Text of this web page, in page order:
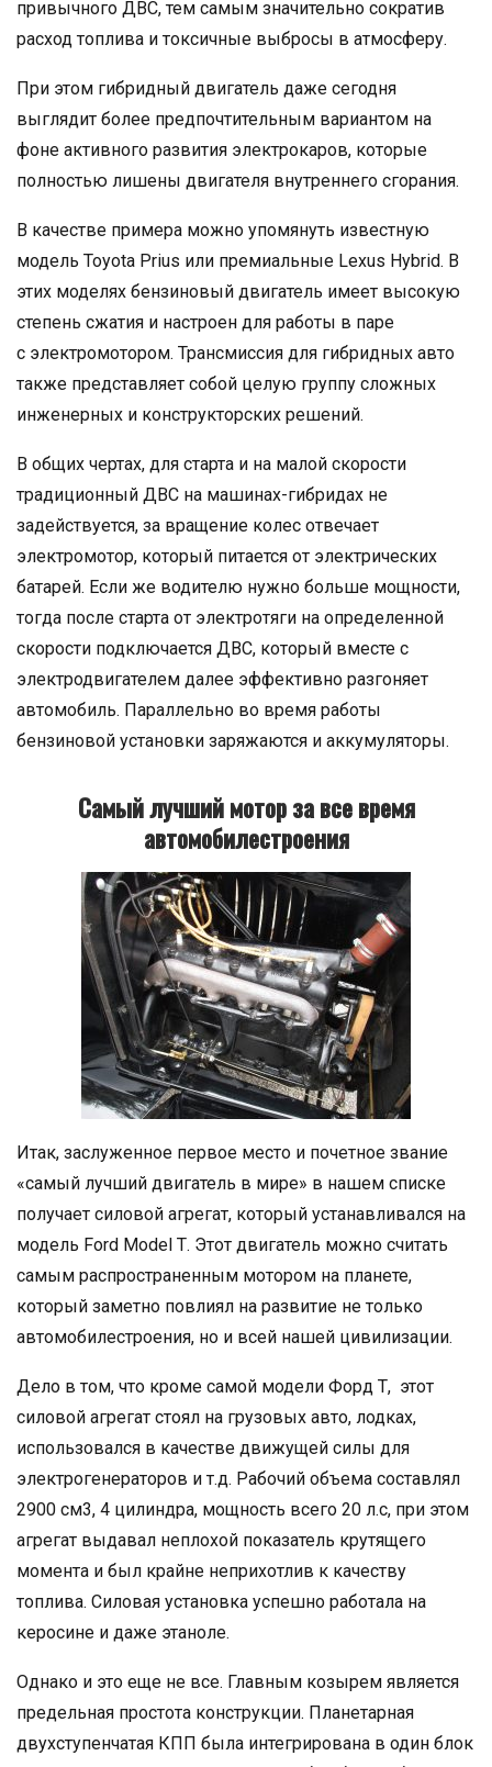
привычного ДВС, тем самым значительно сократив
расход топлива и токсичные выбросы в атмосферу.
При этом гибридный двигатель даже сегодня
выглядит более предпочтительным вариантом на
фоне активного развития электрокаров, которые
полностью лишены двигателя внутреннего сгорания.
В качестве примера можно упомянуть известную
модель Toyota Prius или премиальные Lexus Hybrid. В
этих моделях бензиновый двигатель имеет высокую
степень сжатия и настроен для работы в паре
с электромотором. Трансмиссия для гибридных авто
также представляет собой целую группу сложных
инженерных и конструкторских решений.
В общих чертах, для старта и на малой скорости
традиционный ДВС на машинах-гибридах не
задействуется, за вращение колес отвечает
электромотор, который питается от электрических
батарей. Если же водителю нужно больше мощности,
тогда после старта от электротяги на определенной
скорости подключается ДВС, который вместе с
электродвигателем далее эффективно разгоняет
автомобиль. Параллельно во время работы
бензиновой установки заряжаются и аккумуляторы.
Самый лучший мотор за все время
автомобилестроения
Итак, заслуженное первое место и почетное звание
«самый лучший двигатель в мире» в нашем списке
получает силовой агрегат, который устанавливался на
модель Ford Model Т. Этот двигатель можно считать
самым распространенным мотором на планете,
который заметно повлиял на развитие не только
автомобилестроения, но и всей нашей цивилизации.
Дело в том, что кроме самой модели Форд Т, этот
силовой агрегат стоял на грузовых авто, лодках,
использовался в качестве движущей силы для
электрогенераторов и т.д. Рабочий объема составлял
2900 см3, 4 цилиндра, мощность всего 20 л.с, при этом
агрегат выдавал неплохой показатель крутящего
момента и был крайне неприхотлив к качеству
топлива. Силовая установка успешно работала на
керосине и даже этаноле.
Однако и это еще не все. Главным козырем является
предельная простота конструкции. Планетарная
двухступенчатая КПП была интегрирована в один блок